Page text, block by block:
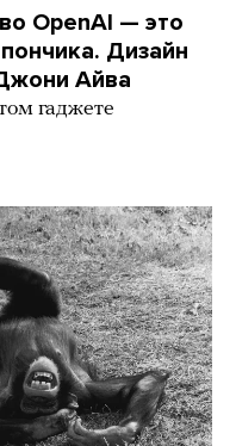
OpenAI — это
Дизайн
Айва
гаджете